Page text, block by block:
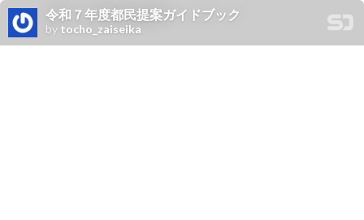
令和７年度都民提案ガイドブック
by tocho_zaiseika